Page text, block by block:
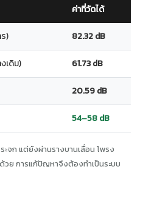
ค่าที่วัดได้
) 82.32 dB
เดิม) 61.73 dB
20.59 dB
54–58 dB
ะจก แต่ยังผ่านรางบานเลื่อน โพรง
วย การแก้ปัญหาจึงต้องทำเป็นระบบ